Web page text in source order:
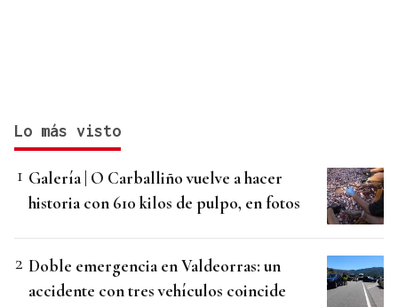
Lo más visto
Galería | O Carballiño vuelve a hacer
historia con 610 kilos de pulpo, en fotos
Doble emergencia en Valdeorras: un
accidente con tres vehículos coincide